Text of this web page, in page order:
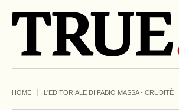
HOME L'EDITORIALE DI FABIO MASSA - CRUDITÈ